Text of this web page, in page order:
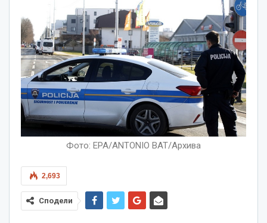
Фото: EPA/ANTONIO BAT/Архива
2,693
Сподели